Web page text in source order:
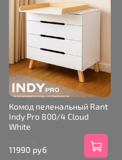
Комод пеленальный Rant
Indy Pro 800/4 Cloud
White
11990 руб